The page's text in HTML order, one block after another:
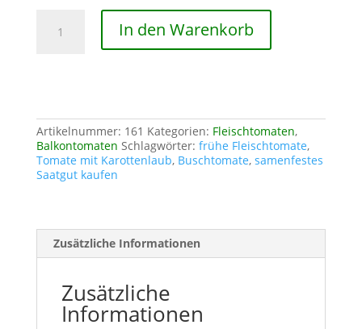
Menge
In den Warenkorb
Artikelnummer: 161 Kategorien: Fleischtomaten,
Balkontomaten Schlagwörter: frühe Fleischtomate,
Tomate mit Karottenlaub, Buschtomate, samenfestes
Saatgut kaufen
Zusätzliche Informationen
Zusätzliche
Informationen